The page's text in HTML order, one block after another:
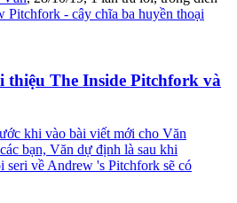
Pitchfork - cây chĩa ba huyền thoại
thiệu The Inside Pitchfork và
khi vào bài viết mới cho Văn
bạn, Văn dự định là sau khi
seri về Andrew 's Pitchfork sẽ có